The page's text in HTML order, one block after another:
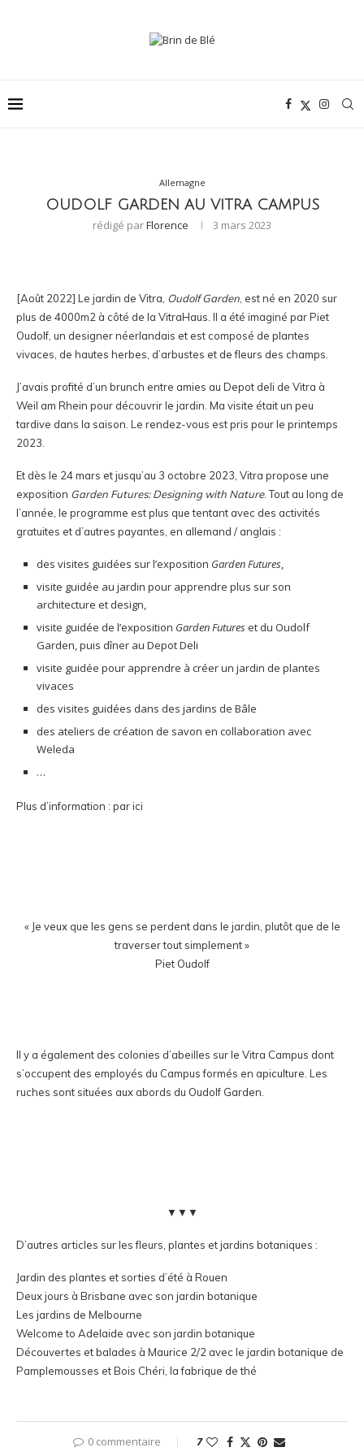
Allemagne
OUDOLF GARDEN AU VITRA CAMPUS
rédigé parFlorence 3 mars 2023
[Août 2022] Le jardin de Vitra, Oudolf Garden , est né en 2020 sur
plus de 4000m2 à côté de la VitraHaus. Il a été imaginé par Piet
Oudolf, un designer néerlandais et est composé de plantes
vivaces, de hautes herbes, d’arbustes et de fleurs des champs.
J’avais profité d’un brunch entre amies au Depot deli de Vitra à
Weil am Rhein pour découvrir le jardin. Ma visite était un peu
tardive dans la saison. Le rendez-vous est pris pour le printemps
2023.
Et dès le 24 mars et jusqu’au 3 octobre 2023, Vitra propose une
exposition Garden Futures: Designing with Nature. Tout au long de
l’année, le programme est plus que tentant avec des activités
gratuites et d’autres payantes, en allemand / anglais :
des visites guidées sur l’exposition Garden Futures,
visite guidée au jardin pour apprendre plus sur son
architecture et design,
visite guidée de l’exposition Garden Futureset du Oudolf
Garden, puis dîner au Depot Deli
visite guidée pour apprendre à créer un jardin de plantes
vivaces
des visites guidées dans des jardins de Bâle
des ateliers de création de savon en collaboration avec
Weleda
…
Plus d’information : par ici
« Je veux que les gens se perdent dans le jardin, plutôt que de le
traverser tout simplement »
Piet Oudolf
Il y a également des colonies d’abeilles sur le Vitra Campus dont
s’occupent des employés du Campus formés en apiculture. Les
ruches sont situées aux abords du Oudolf Garden.
▼▼▼
D’autres articles sur les fleurs, plantes et jardins botaniques :
Jardin des plantes et sorties d’été à Rouen
Deux jours à Brisbane avec son jardin botanique
Les jardins de Melbourne
Welcome to Adelaide avec son jardin botanique
Découvertes et balades à Maurice 2/2 avec le jardin botanique de
Pamplemousses et Bois Chéri, la fabrique de thé
0 commentaire 7